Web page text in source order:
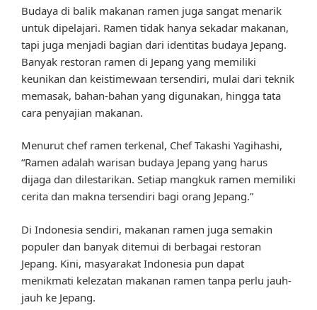
Budaya di balik makanan ramen juga sangat menarik
untuk dipelajari. Ramen tidak hanya sekadar makanan,
tapi juga menjadi bagian dari identitas budaya Jepang.
Banyak restoran ramen di Jepang yang memiliki
keunikan dan keistimewaan tersendiri, mulai dari teknik
memasak, bahan-bahan yang digunakan, hingga tata
cara penyajian makanan.
Menurut chef ramen terkenal, Chef Takashi Yagihashi,
“Ramen adalah warisan budaya Jepang yang harus
dijaga dan dilestarikan. Setiap mangkuk ramen memiliki
cerita dan makna tersendiri bagi orang Jepang.”
Di Indonesia sendiri, makanan ramen juga semakin
populer dan banyak ditemui di berbagai restoran
Jepang. Kini, masyarakat Indonesia pun dapat
menikmati kelezatan makanan ramen tanpa perlu jauh-
jauh ke Jepang.